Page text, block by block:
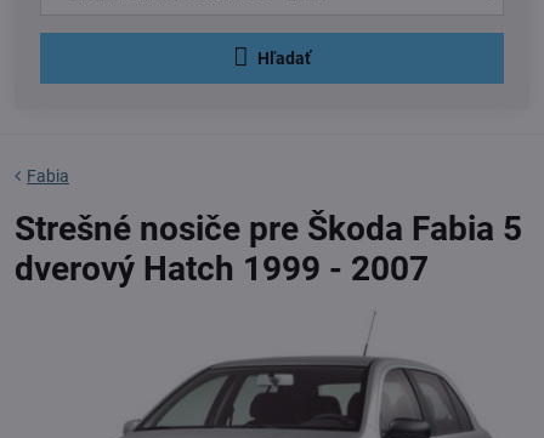
Hľadať
Fabia
Strešné nosiče pre Škoda Fabia 5
dverový Hatch 1999 - 2007